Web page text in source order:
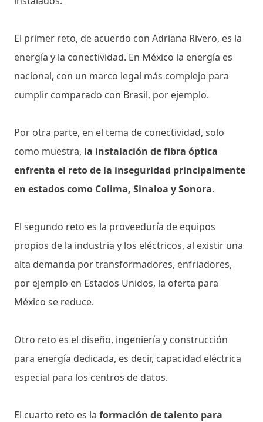
El primer reto, de acuerdo con Adriana Rivero, es la
energía y la conectividad. En México la energía es
nacional, con un marco legal más complejo para
cumplir comparado con Brasil, por ejemplo.
Por otra parte, en el tema de conectividad, solo
como muestra, la instalación de fibra óptica
enfrenta el reto de la inseguridad principalmente
en estados como Colima, Sinaloa y Sonora.
El segundo reto es la proveeduría de equipos
propios de la industria y los eléctricos, al existir una
alta demanda por transformadores, enfriadores,
por ejemplo en Estados Unidos, la oferta para
México se reduce.
Otro reto es el diseño, ingeniería y construcción
para energía dedicada, es decir, capacidad eléctrica
especial para los centros de datos.
El cuarto reto es la formación de talento para